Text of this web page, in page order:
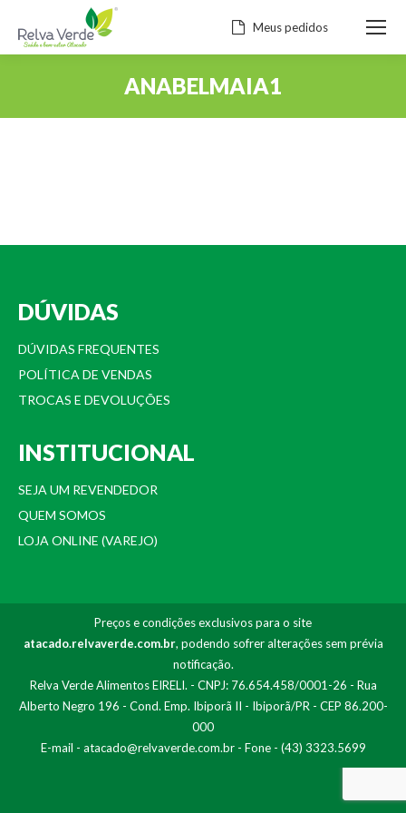
Meus pedidos
ANABELMAIA1
DÚVIDAS
DÚVIDAS FREQUENTES
POLÍTICA DE VENDAS
TROCAS E DEVOLUÇÕES
INSTITUCIONAL
SEJA UM REVENDEDOR
QUEM SOMOS
LOJA ONLINE (VAREJO)
Preços e condições exclusivos para o site
atacado.relvaverde.com.br, podendo sofrer alterações sem prévia
notificação.
Relva Verde Alimentos EIRELI. - CNPJ: 76.654.458/0001-26 - Rua
Alberto Negro 196 - Cond. Emp. Ibiporã II - Ibiporã/PR - CEP 86.200-
000
E-mail - atacado@relvaverde.com.br- Fone - (43) 3323.5699